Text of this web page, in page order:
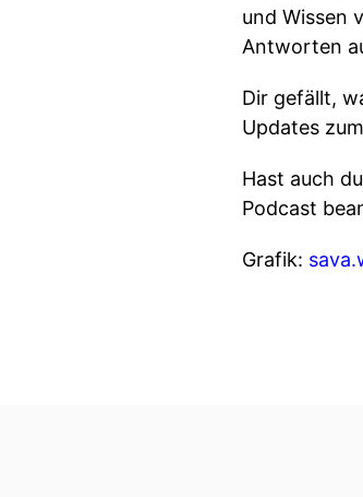
und Wissen
Antworten
Dir gefällt,
Updates
Hast auch
Podcast
Grafik: